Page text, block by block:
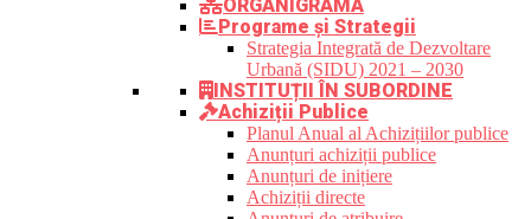
ORGANIGRAMA
Programe și Strategii
Strategia Integrată de Dezvoltare
Urbană (SIDU) 2021 – 2030
INSTITUȚII ÎN SUBORDINE
Achiziții Publice
Planul Anual al Achizițiilor publice
Anunțuri achiziții publice
Anunțuri de inițiere
Achiziții directe